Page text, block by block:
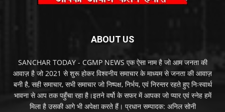
ABOUT US
SANCHAR TODAY - CGMP NEWS एक ऐसा नाम है जो आम जनता की
आवाज़ है जो 2021 से शुरू होकर विश्वनीय समाचार के माध्यम से जनता की आवाज़
बनी है, सही समाचार, सभी समाचार जो निष्पक्ष, निर्भय, एवं निरन्तर रहते हुए निःस्वार्थ
भावना से आप तक पहुँचा रहा है।इतने वर्षो के सफर में आपका जो प्यार एवं स्नेह हमें
मिला है उसकी आगे भी अपेक्षा करते हैं। प्रधान सम्पादक: अनिल सोनी